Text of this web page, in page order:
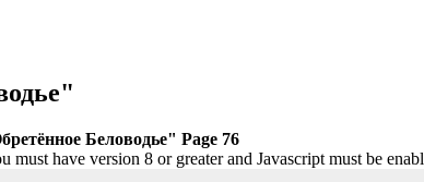
Беловодье" Page 76
must have version 8 or greater and Javascript must be